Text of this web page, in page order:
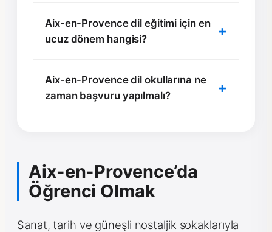
Aix-en-Provence dil eğitimi için en
ucuz dönem hangisi?
Aix-en-Provence dil okullarına ne
zaman başvuru yapılmalı?
Aix-en-Provence’da
Öğrenci Olmak
Sanat, tarih ve güneşli nostaljik sokaklarıyla